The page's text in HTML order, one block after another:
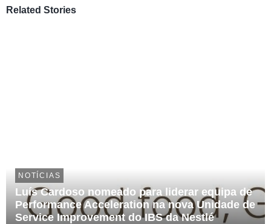
Related Stories
NOTÍCIAS
Luís Cardoso nomeado para liderar equipa de
Performance Acceleration na nova Unidade de
Service Improvement do IBS da Nestlé